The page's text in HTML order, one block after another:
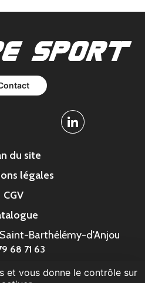
Linkedin
du site
légales
CGV
Barthélémy-d'Anjou
68 71 63
2023
et vous donne le contrôle sur